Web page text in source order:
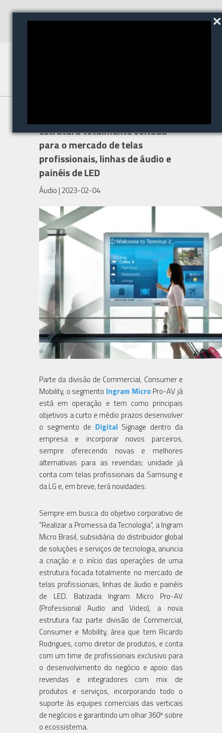
estrutura totalmente voltada
para o mercado de telas
profissionais, linhas de áudio e
painéis de LED
Áudio | 2023-02-04
Parte da divisão de Commercial, Consumer e
Mobility, o segmento Ingram Micro Pro-AV já
está em operação e tem como principais
objetivos a curto e médio prazos desenvolver
o segmento de Digital Signage dentro da
empresa e incorporar novos parceiros,
sempre oferecendo novas e melhores
alternativas para as revendas; unidade já
conta com telas profissionais da Samsung e
da LG e, em breve, terá novidades.
Sempre em busca do objetivo corporativo de
"Realizar a Promessa da Tecnologia", a Ingram
Micro Brasil, subsidiária do distribuidor global
de soluções e serviços de tecnologia, anuncia
a criação e o início das operações de uma
estrutura focada totalmente no mercado de
telas profissionais, linhas de áudio e painéis
de LED. Batizada Ingram Micro Pro-AV
(Professional Audio and Video), a nova
estrutura faz parte divisão de Commercial,
Consumer e Mobility, área que tem Ricardo
Rodrigues, como diretor de produtos, e conta
com um time de profissionais exclusivo para
o desenvolvimento do negócio e apoio das
revendas e integradores com mix de
produtos e serviços, incorporando todo o
suporte às equipes comerciais das verticais
de negócios e garantindo um olhar 360º sobre
o ecossistema.